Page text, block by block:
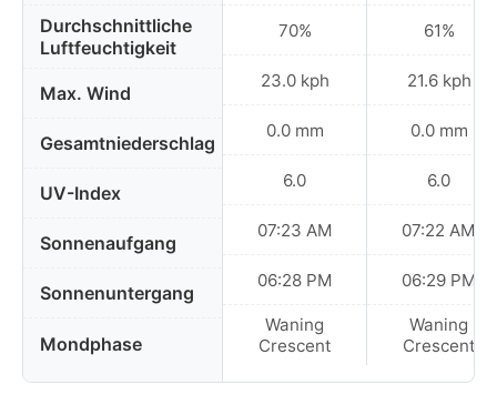
Durchschnittliche
Luftfeuchtigkeit
Max. Wind
Gesamtniederschlag
UV-Index
Sonnenaufgang
Sonnenuntergang
Mondphase
70%
23.0 kph
0.0 mm
6.0
07:23 AM
06:28 PM
Waning
Crescent
61%
21.6 kph
0.0 mm
6.0
07:22 AM
06:29 PM
Waning
Crescent